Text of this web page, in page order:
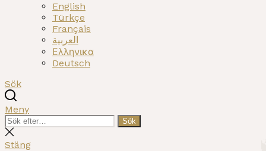
English
Türkçe
Français
العربية
Ελληνικα
Deutsch
Sök
Meny
Sök
efter:
Sök
Stäng
sökning
Stäng